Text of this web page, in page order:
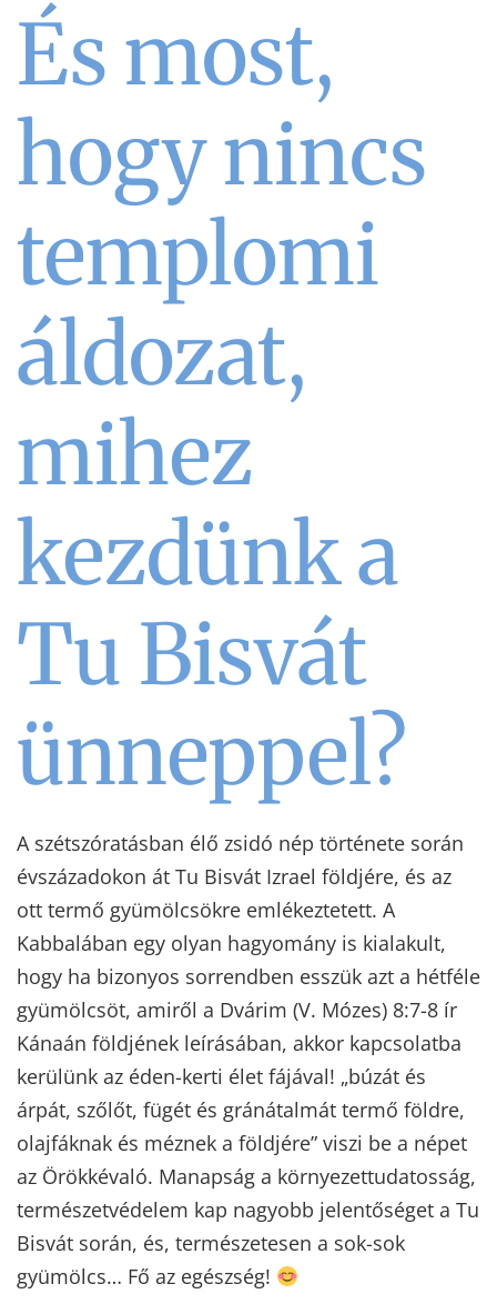
És most,
hogy nincs
templomi
áldozat,
mihez
kezdünk a
Tu Bisvát
ünneppel?
A szétszóratásban élő zsidó nép története során
évszázadokon át Tu Bisvát Izrael földjére, és az
ott termő gyümölcsökre emlékeztetett. A
Kabbalában egy olyan hagyomány is kialakult,
hogy ha bizonyos sorrendben esszük azt a hétféle
gyümölcsöt, amiről a Dvárim (V. Mózes) 8:7-8 ír
Kánaán földjének leírásában, akkor kapcsolatba
kerülünk az éden-kerti élet fájával! „búzát és
árpát, szőlőt, fügét és gránátalmát termő földre,
olajfáknak és méznek a földjére” viszi be a népet
az Örökkévaló. Manapság a környezettudatosság,
természetvédelem kap nagyobb jelentőséget a Tu
Bisvát során, és, természetesen a sok-sok
gyümölcs… Fő az egészség!